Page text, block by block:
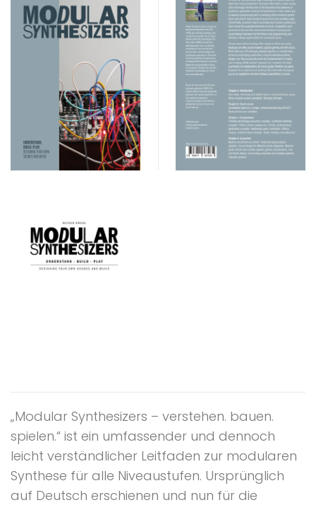
„Modular Synthesizers – verstehen. bauen.
spielen.“ ist ein umfassender und dennoch
leicht verständlicher Leitfaden zur modularen
Synthese für alle Niveaustufen. Ursprünglich
auf Deutsch erschienen und nun für die